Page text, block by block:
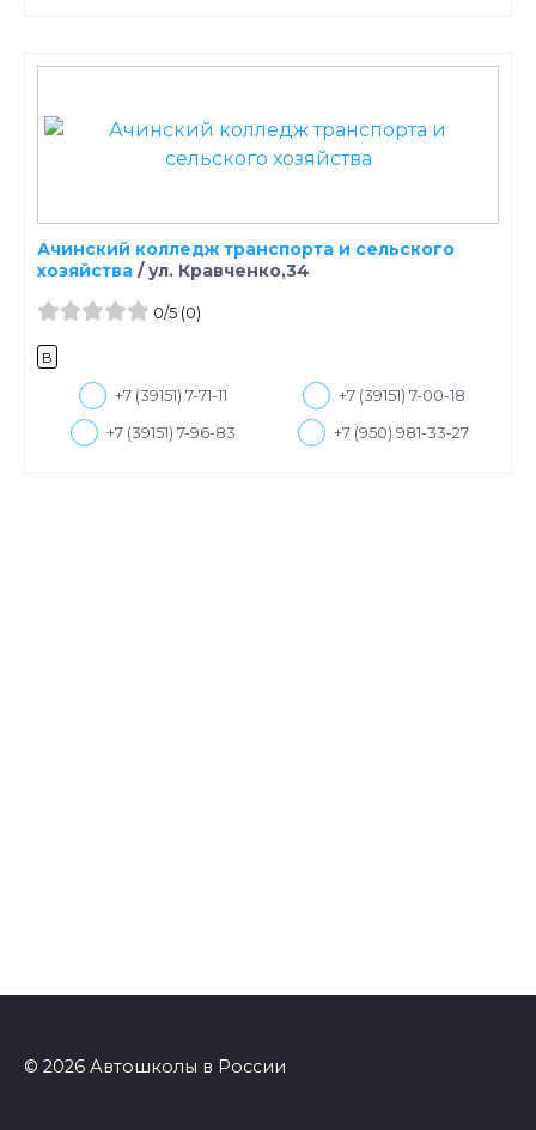
Ачинский колледж транспорта и сельского
хозяйства /ул. Кравченко,34
0/5(0)
B
+7 (39151) 7-71-11 +7 (39151) 7-00-18
+7 (39151) 7-96-83 +7 (950) 981-33-27
© 2026 Автошколы в России